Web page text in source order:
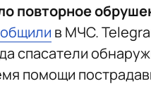
повторное
в МЧС.
спасатели
помощи